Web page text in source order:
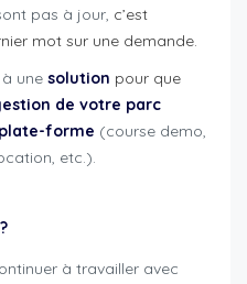
pas à jour, c’est
mot sur une demande.
une solution pour que
de votre parc
forme (course demo,
etc.).
à travailler avec